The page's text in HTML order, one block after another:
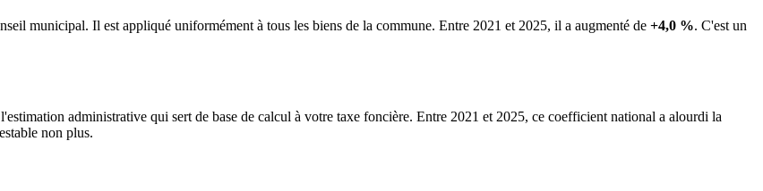
municipal. Il est appliqué uniformément à tous les biens de la commune. Entre 2021 et 2025, il a augmenté de +4,0 %. C'est un
administrative qui sert de base de calcul à votre taxe foncière. Entre 2021 et 2025, ce coefficient national a alourdi la
non plus.